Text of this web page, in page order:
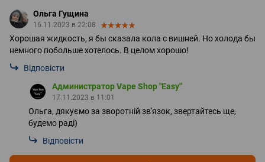
Ольга Гущина
16.11.2023 в 22:08
Хорошая жидкость, я бы сказала кола с вишней. Но холода бы
немного побольше хотелось. В целом хорошо!
Відповісти
Администратор Vape Shop "Easy"
17.11.2023 в 11:01
Ольга, дякуємо за зворотній зв'язок, звертайтесь ще,
будемо раді)
Відповісти